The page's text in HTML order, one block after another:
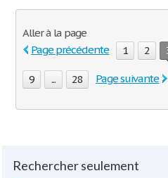
Aller à la page
Page précédente
1 2
9 ... 28 Page suivante
Rechercher seulement